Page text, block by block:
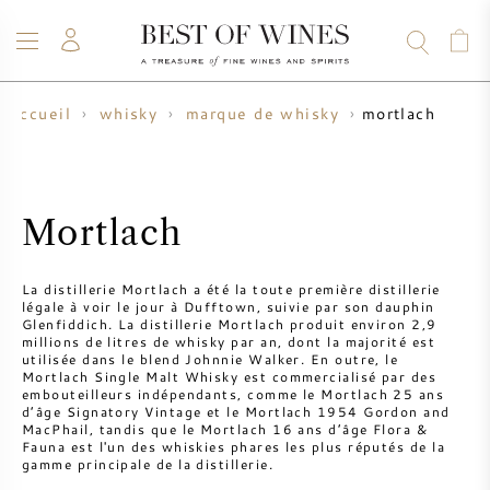
VIN
NOUVEAUTÉS
PRODUCTEUR DE VIN
TABLEAU DES MILLESIMES
CHAMPAGNE
KRUG
BOLLINGER
WHISKY
RHUM
SPIRITUEUX
VENTE
VENTE DE WHISKY
PRÉVENTE
BORDEAUX EN PRIMEUR
BLOG
À PROPOS
accueil whisky marque de whisky mortlach
Mortlach
La distillerie Mortlach a été la toute première distillerie
légale à voir le jour à Dufftown, suivie par son dauphin
Glenfiddich. La distillerie Mortlach produit environ 2,9
millions de litres de whisky par an, dont la majorité est
utilisée dans le blend Johnnie Walker. En outre, le
Mortlach Single Malt Whisky est commercialisé par des
embouteilleurs indépendants, comme le Mortlach 25 ans
d’âge Signatory Vintage et le Mortlach 1954 Gordon and
MacPhail, tandis que le Mortlach 16 ans d’âge Flora &
Fauna est l'un des whiskies phares les plus réputés de la
gamme principale de la distillerie.